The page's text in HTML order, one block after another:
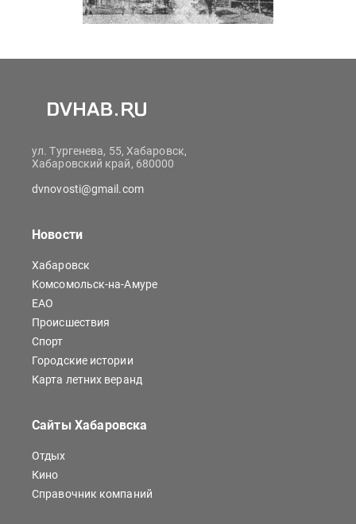
ул. Тургенева, 55, Хабаровск,
Хабаровский край, 680000
dvnovosti@gmail.com
Новости
Хабаровск
Комсомольск-на-Амуре
ЕАО
Происшествия
Спорт
Городские истории
Карта летних веранд
Сайты Хабаровска
Отдых
Кино
Справочник компаний